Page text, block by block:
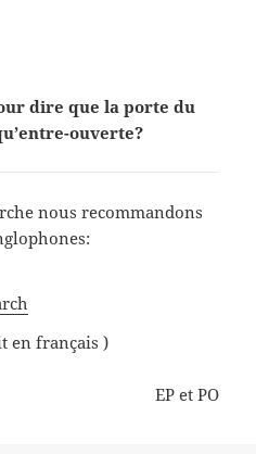
dire que la porte du
ouverte?
nous recommandons
en français )
EP et PO